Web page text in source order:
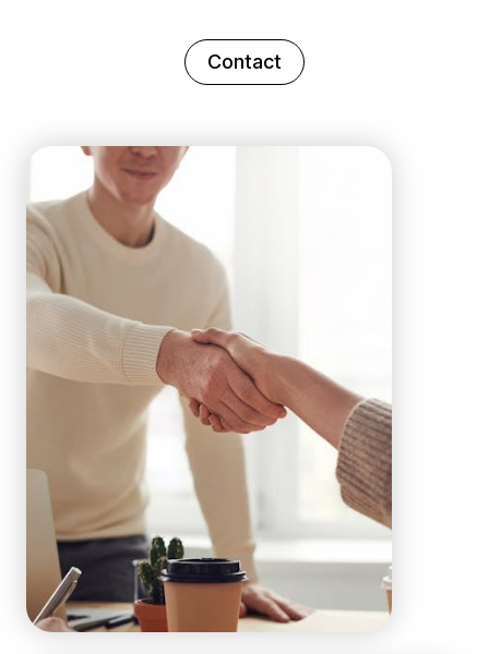
Contact